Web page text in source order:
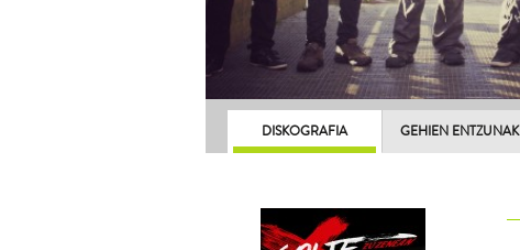
DISKOGRAFIA GEHIEN ENTZUNAK